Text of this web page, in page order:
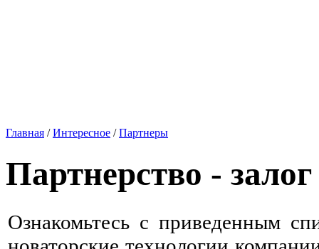
Главная /Интересное /Партнеры
Партнерство - залог
Ознакомьтесь с приведенным